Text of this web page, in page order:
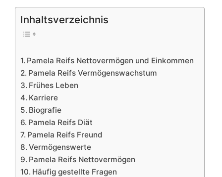
Inhaltsverzeichnis
Pamela Reifs Nettovermögen und Einkommen
Pamela Reifs Vermögenswachstum
Frühes Leben
Karriere
Biografie
Pamela Reifs Diät
Pamela Reifs Freund
Vermögenswerte
Pamela Reifs Nettovermögen
Häufig gestellte Fragen